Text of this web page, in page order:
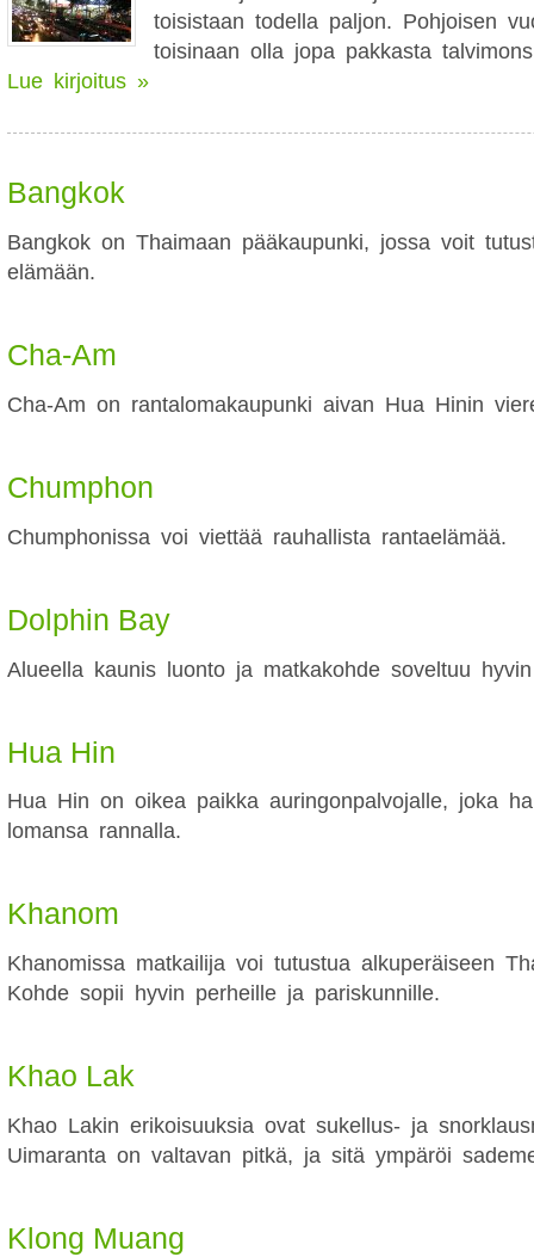
toisistaan todella paljon. Pohjoisen
toisinaan olla jopa pakkasta
Lue kirjoitus »
Bangkok
Bangkok on Thaimaan pääkaupunki, jossa voit
elämään.
Cha-Am
Cha-Am on rantalomakaupunki aivan Hua Hinin
Chumphon
Chumphonissa voi viettää rauhallista rantaelämää.
Dolphin Bay
Alueella kaunis luonto ja matkakohde soveltuu
Hua Hin
Hua Hin on oikea paikka auringonpalvojalle, joka
lomansa rannalla.
Khanom
Khanomissa matkailija voi tutustua alkuperäiseen
Kohde sopii hyvin perheille ja pariskunnille.
Khao Lak
Khao Lakin erikoisuuksia ovat sukellus- ja
Uimaranta on valtavan pitkä, ja sitä ympäröi
Klong Muang